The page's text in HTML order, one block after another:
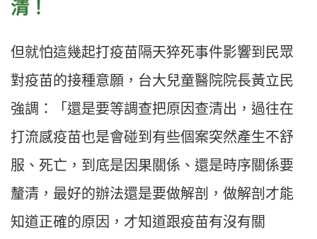
清！
但就怕這幾起打疫苗隔天猝死事件影響到民眾
對疫苗的接種意願，台大兒童醫院院長黃立民
強調：「還是要等調查把原因查清出，過往在
打流感疫苗也是會碰到有些個案突然產生不舒
服、死亡，到底是因果關係、還是時序關係要
釐清，最好的辦法還是要做解剖，做解剖才能
知道正確的原因，才知道跟疫苗有沒有關